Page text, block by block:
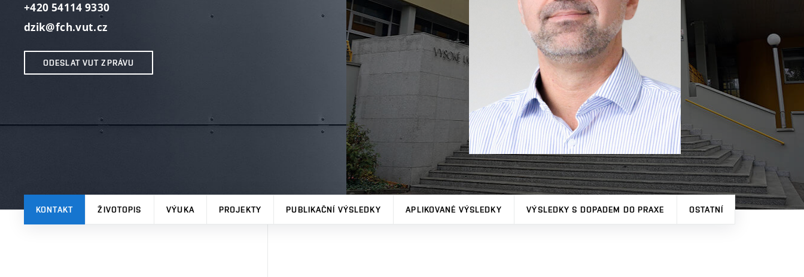
+420 54114 9330
dzik@fch.vut.cz
ODESLAT VUT ZPRÁVU
KONTAKT ŽIVOTOPIS VÝUKA PROJEKTY PUBLIKAČNÍ VÝSLEDKY APLIKOVANÉ VÝSLEDKY VÝSLEDKY S DOPADEM DO PRAXE OSTATNÍ